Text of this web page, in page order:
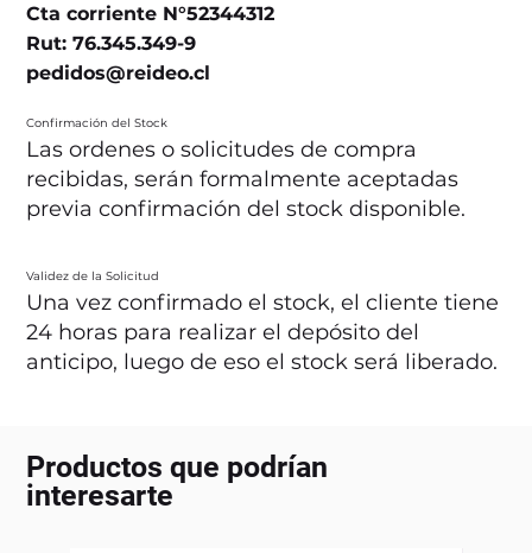
Cta corriente N°52344312
Rut: 76.345.349-9
pedidos@reideo.cl
Confirmación del Stock
Las ordenes o solicitudes de compra
recibidas, serán formalmente aceptadas
previa confirmación del stock disponible.
Validez de la Solicitud
Una vez confirmado el stock, el cliente tiene
24 horas para realizar el depósito del
anticipo, luego de eso el stock será liberado.
Productos que podrían
interesarte